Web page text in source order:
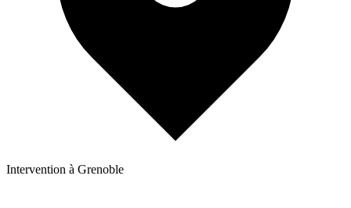
Intervention à Grenoble